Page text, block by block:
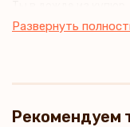
Лью Macallan на
Развернуть
Рекомендуем